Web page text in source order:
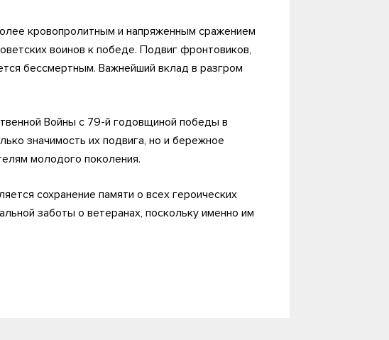
кровопролитным и напряженным сражением
воинов к победе. Подвиг фронтовиков,
бессмертным. Важнейший вклад в разгром
Войны с 79-й годовщиной победы в
значимость их подвига, но и бережное
молодого поколения.
сохранение памяти о всех героических
заботы о ветеранах, поскольку именно им